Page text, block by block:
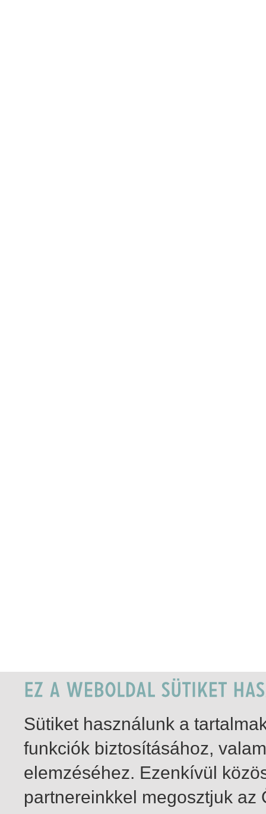
Sütiket használunk a
funkciók biztosításához,
elemzéséhez. Ezenkívül
partnereinkkel megosztjuk